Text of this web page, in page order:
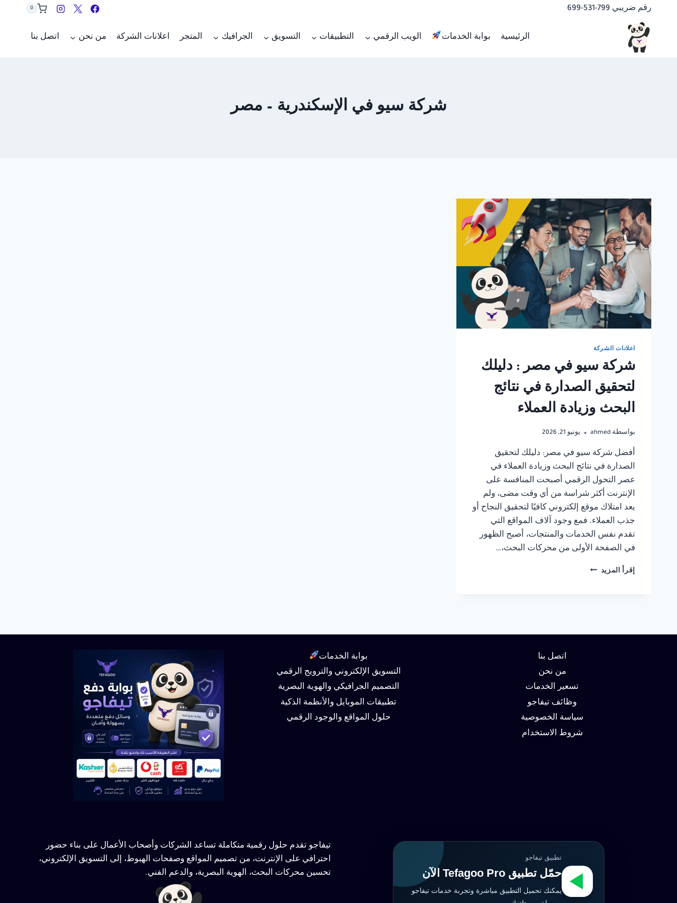
المحتوى
رقم ضريبي 799-531-699 0
الرئيسية بوابة الخدمات الويب الرقمي التطبيقات التسويق الجرافيك المتجر اعلانات الشركة من نحن اتصل بنا
شركة سيو في الإسكندرية – مصر
اعلانات الشركة
شركة سيو في مصر : دليلك
لتحقيق الصدارة في نتائج
البحث وزيادة العملاء
بواسطة ahmed يونيو 21, 2026
أفضل شركة سيو في مصر: دليلك لتحقيق
الصدارة في نتائج البحث وزيادة العملاء في
عصر التحول الرقمي أصبحت المنافسة على
الإنترنت أكثر شراسة من أي وقت مضى، ولم
يعد امتلاك موقع إلكتروني كافيًا لتحقيق النجاح أو
جذب العملاء. فمع وجود آلاف المواقع التي
تقدم نفس الخدمات والمنتجات، أصبح الظهور
في الصفحة الأولى من محركات البحث،…
إقرأ المزيد شركة
اتصل بنا
من نحن
تسعير الخدمات
وظائف تيفاجو
سياسة الخصوصية
شروط الاستخدام
بوابة الخدمات
التسويق الإلكتروني والترويج الرقمي
التصميم الجرافيكي والهوية البصرية
تطبيقات الموبايل والأنظمة الذكية
حلول المواقع والوجود الرقمي
تطبيق تيفاجو
حمّل تطبيق Tefagoo Pro الآن
يمكنك تحميل التطبيق مباشرة وتجربة خدمات تيفاجو
تيفاجو تقدم حلول رقمية متكاملة تساعد الشركات وأصحاب الأعمال على بناء حضور
احترافي على الإنترنت، من تصميم المواقع وصفحات الهبوط، إلى التسويق الإلكتروني،
تحسين محركات البحث، الهوية البصرية، والدعم الفني.